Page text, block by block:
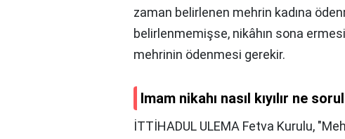
zaman belirlenen mehrin kadına
belirlenmemişse, nikâhın sona
mehrinin ödenmesi gerekir.
Imam nikahı nasıl kıyılır ne
İTTİHADUL ULEMA Fetva Kurulu,